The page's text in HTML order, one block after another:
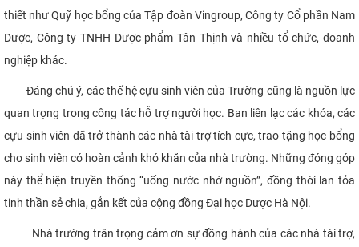
thiết như Quỹ học bổng của Tập đoàn Vingroup, Công ty Cổ phần Nam
Dược, Công ty TNHH Dược phẩm Tân Thịnh và nhiều tổ chức, doanh
nghiệp khác.
Đáng chú ý, các thế hệ cựu sinh viên của Trường cũng là nguồn lực
quan trọng trong công tác hỗ trợ người học. Ban liên lạc các khóa, các
cựu sinh viên đã trở thành các nhà tài trợ tích cực, trao tặng học bổng
cho sinh viên có hoàn cảnh khó khăn của nhà trường. Những đóng góp
này thể hiện truyền thống “uống nước nhớ nguồn”, đồng thời lan tỏa
tinh thần sẻ chia, gắn kết của cộng đồng Đại học Dược Hà Nội.
Nhà trường trân trọng cảm ơn sự đồng hành của các nhà tài trợ,